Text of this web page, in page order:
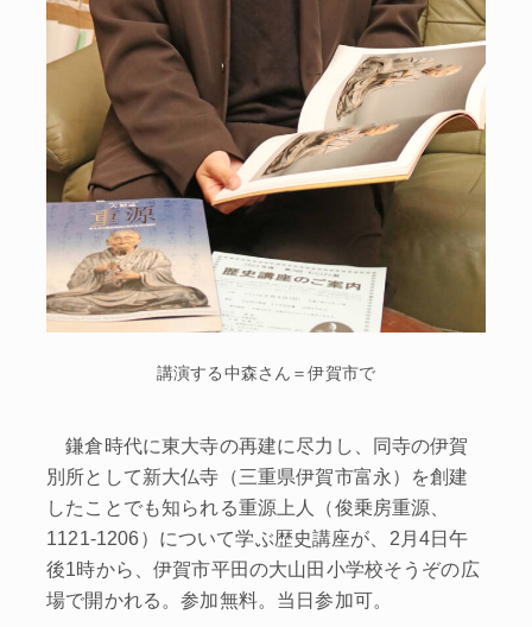
講演する中森さん＝伊賀市で
鎌倉時代に東大寺の再建に尽力し、同寺の伊賀
別所として新大仏寺（三重県伊賀市富永）を創建
したことでも知られる重源上人（俊乗房重源、
1121‐1206）について学ぶ歴史講座が、2月4日午
後1時から、伊賀市平田の大山田小学校そうぞの広
場で開かれる。参加無料。当日参加可。